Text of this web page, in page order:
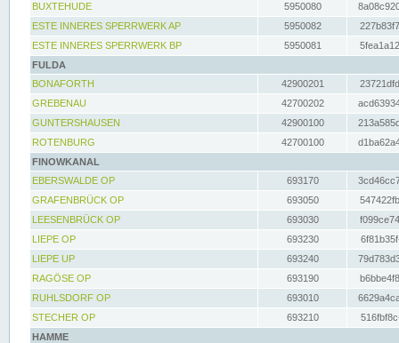
BUXTEHUDE
5950080
ESTE INNERES SPERRWERK AP
5950082
ESTE INNERES SPERRWERK BP
5950081
FULDA
BONAFORTH
42900201
GREBENAU
42700202
GUNTERSHAUSEN
42900100
ROTENBURG
42700100
FINOWKANAL
EBERSWALDE OP
693170
GRAFENBRÜCK OP
693050
LEESENBRÜCK OP
693030
LIEPE OP
693230
LIEPE UP
693240
RAGÖSE OP
693190
RUHLSDORF OP
693010
STECHER OP
693210
HAMME